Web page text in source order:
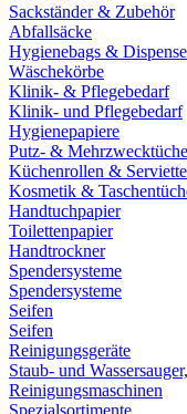
Sackständer & Zubehör
Abfallsäcke
Hygienebags &
Wäschekörbe
Klinik- & Pflegebedarf
Klinik- und Pflegebedarf
Hygienepapiere
Putz- &
Küchenrollen &
Kosmetik &
Handtuchpapier
Toilettenpapier
Handtrockner
Spendersysteme
Spendersysteme
Seifen
Seifen
Reinigungsgeräte
Staub- und
Reinigungsmaschinen